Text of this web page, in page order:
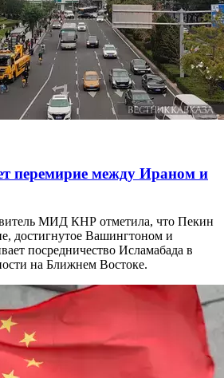
перемирие между Ираном и
МИД КНР отметила, что Пекин
достигнутое Вашингтоном и
посредничество Исламабада в
на Ближнем Востоке.